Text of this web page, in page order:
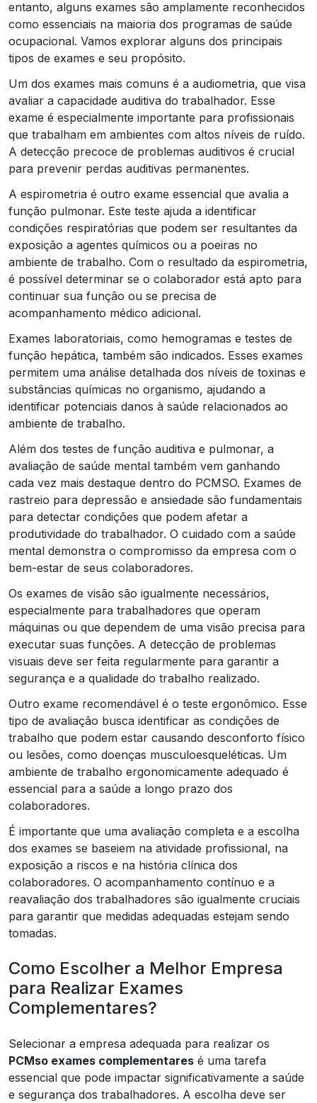
entanto, alguns exames são amplamente reconhecidos
como essenciais na maioria dos programas de saúde
ocupacional. Vamos explorar alguns dos principais
tipos de exames e seu propósito.
Um dos exames mais comuns é a audiometria, que visa
avaliar a capacidade auditiva do trabalhador. Esse
exame é especialmente importante para profissionais
que trabalham em ambientes com altos níveis de ruído.
A detecção precoce de problemas auditivos é crucial
para prevenir perdas auditivas permanentes.
A espirometria é outro exame essencial que avalia a
função pulmonar. Este teste ajuda a identificar
condições respiratórias que podem ser resultantes da
exposição a agentes químicos ou a poeiras no
ambiente de trabalho. Com o resultado da espirometria,
é possível determinar se o colaborador está apto para
continuar sua função ou se precisa de
acompanhamento médico adicional.
Exames laboratoriais, como hemogramas e testes de
função hepática, também são indicados. Esses exames
permitem uma análise detalhada dos níveis de toxinas e
substâncias químicas no organismo, ajudando a
identificar potenciais danos à saúde relacionados ao
ambiente de trabalho.
Além dos testes de função auditiva e pulmonar, a
avaliação de saúde mental também vem ganhando
cada vez mais destaque dentro do PCMSO. Exames de
rastreio para depressão e ansiedade são fundamentais
para detectar condições que podem afetar a
produtividade do trabalhador. O cuidado com a saúde
mental demonstra o compromisso da empresa com o
bem-estar de seus colaboradores.
Os exames de visão são igualmente necessários,
especialmente para trabalhadores que operam
máquinas ou que dependem de uma visão precisa para
executar suas funções. A detecção de problemas
visuais deve ser feita regularmente para garantir a
segurança e a qualidade do trabalho realizado.
Outro exame recomendável é o teste ergonômico. Esse
tipo de avaliação busca identificar as condições de
trabalho que podem estar causando desconforto físico
ou lesões, como doenças musculoesqueléticas. Um
ambiente de trabalho ergonomicamente adequado é
essencial para a saúde a longo prazo dos
colaboradores.
É importante que uma avaliação completa e a escolha
dos exames se baseiem na atividade profissional, na
exposição a riscos e na história clínica dos
colaboradores. O acompanhamento contínuo e a
reavaliação dos trabalhadores são igualmente cruciais
para garantir que medidas adequadas estejam sendo
tomadas.
Como Escolher a Melhor Empresa
para Realizar Exames
Complementares?
Selecionar a empresa adequada para realizar os
PCMso exames complementares é uma tarefa
essencial que pode impactar significativamente a saúde
e segurança dos trabalhadores. A escolha deve ser